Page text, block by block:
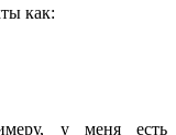
как:
у меня есть